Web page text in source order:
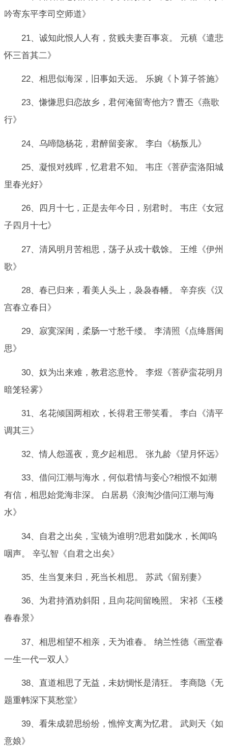
吟寄东平李司空师道》
21、诚知此恨人人有，贫贱夫妻百事哀。 元稹《遣悲
怀三首其二》
22、相思似海深，旧事如天远。 乐婉《卜算子答施》
23、慊慊思归恋故乡，君何淹留寄他方? 曹丕《燕歌
行》
24、乌啼隐杨花，君醉留妾家。 李白《杨叛儿》
25、凝恨对残晖，忆君君不知。 韦庄《菩萨蛮洛阳城
里春光好》
26、四月十七，正是去年今日，别君时。 韦庄《女冠
子四月十七》
27、清风明月苦相思，荡子从戎十载馀。 王维《伊州
歌》
28、春已归来，看美人头上，袅袅春幡。 辛弃疾《汉
宫春立春日》
29、寂寞深闺，柔肠一寸愁千缕。 李清照《点绛唇闺
思》
30、奴为出来难，教君恣意怜。 李煜《菩萨蛮花明月
暗笼轻雾》
31、名花倾国两相欢，长得君王带笑看。 李白《清平
调其三》
32、情人怨遥夜，竟夕起相思。 张九龄《望月怀远》
33、借问江潮与海水，何似君情与妾心?相恨不如潮
有信，相思始觉海非深。 白居易《浪淘沙借问江潮与海
水》
34、自君之出矣，宝镜为谁明?思君如陇水，长闻呜
咽声。 辛弘智《自君之出矣》
35、生当复来归，死当长相思。 苏武《留别妻》
36、为君持酒劝斜阳，且向花间留晚照。 宋祁《玉楼
春春景》
37、相思相望不相亲，天为谁春。 纳兰性德《画堂春
一生一代一双人》
38、直道相思了无益，未妨惆怅是清狂。 李商隐《无
题重帏深下莫愁堂》
39、看朱成碧思纷纷，憔悴支离为忆君。 武则天《如
意娘》